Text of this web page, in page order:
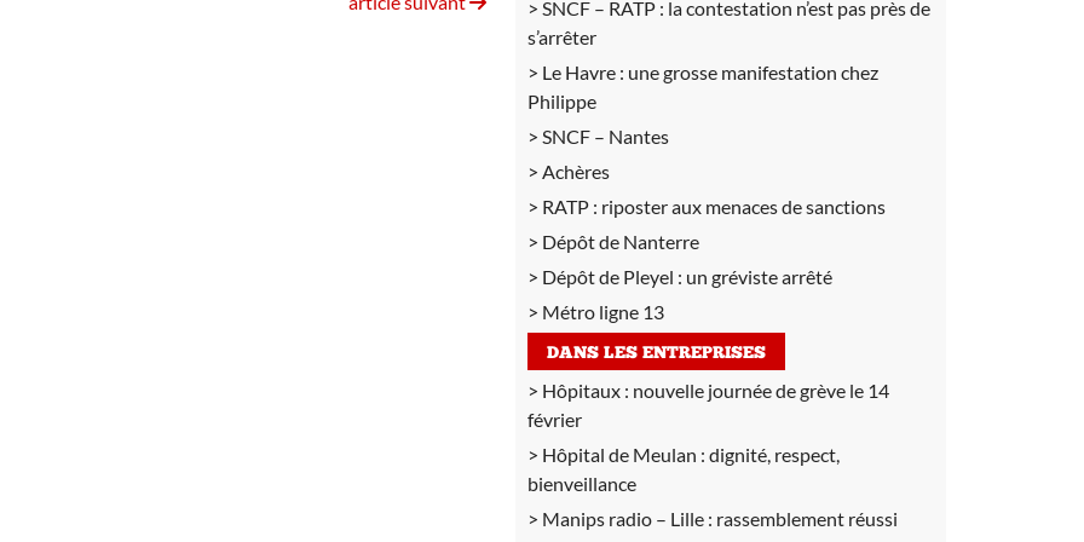
SNCF – RATP : la contestation n’est pas près de
s’arrêter
Le Havre : une grosse manifestation chez
Philippe
SNCF – Nantes
Achères
RATP : riposter aux menaces de sanctions
Dépôt de Nanterre
Dépôt de Pleyel : un gréviste arrêté
Métro ligne 13
DANS LES ENTREPRISES
Hôpitaux : nouvelle journée de grève le 14
février
Hôpital de Meulan : dignité, respect,
bienveillance
Manips radio – Lille : rassemblement réussi